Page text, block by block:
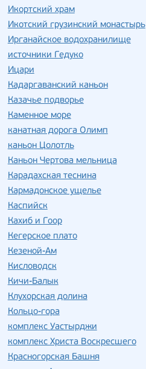
Икортский храм
Икотский грузинский монастырь
Ирганайское водохранилище
источники Гедуко
Ицари
Кадаргаванский каньон
Казачье подворье
Каменное море
канатная дорога Олимп
каньон Цолотль
Каньон Чертова мельница
Карадахская теснина
Кармадонское ущелье
Каспийск
Кахиб и Гоор
Кегерское плато
Кезеной-Ам
Кисловодск
Кичи-Балык
Клухорская долина
Кольцо-гора
комплекс Уастырджи
комплекс Христа Воскресшего
Красногорская Башня